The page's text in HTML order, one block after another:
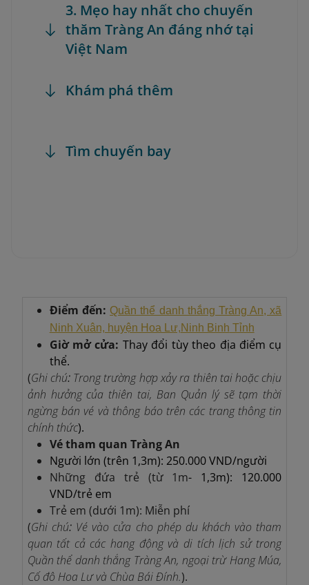
3. Mẹo hay nhất cho chuyến
thăm Tràng An đáng nhớ tại
Việt Nam
Khám phá thêm
Tìm chuyến bay
Điểm đến: Quần thể danh thắng Tràng An, xã
Ninh Xuân, huyện Hoa Lư,Ninh Binh Tỉnh
Giờ mở cửa: Thay đổi tùy theo địa điểm cụ
thể.
(Ghi chú: Trong trường hợp xảy ra thiên tai hoặc chịu
ảnh hưởng của thiên tai, Ban Quản lý sẽ tạm thời
ngừng bán vé và thông báo trên các trang thông tin
chính thức).
Vé tham quan Tràng An
Người lớn (trên 1,3m): 250.000 VND/người
Những đứa trẻ (từ 1m- 1,3m): 120.000
VND/trẻ em
Trẻ em (dưới 1m): Miễn phí
(Ghi chú: Vé vào cửa cho phép du khách vào tham
quan tất cả các hang động và di tích lịch sử trong
Quần thể danh thắng Tràng An, ngoại trừ Hang Múa,
Cố đô Hoa Lư và Chùa Bái Đính.).